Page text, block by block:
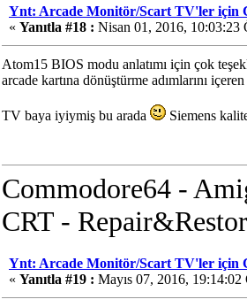
Ynt: Arcade Monitör/Scart TV'ler için
« Yanıtla #18 : Nisan 01, 2016, 10:03:23
Atom15 BIOS modu anlatımı için çok
arcade kartına dönüştürme adımlarını
TV baya iyiymiş bu arada Siemens
Commodore64 -
CRT -
Ynt: Arcade Monitör/Scart TV'ler için
« Yanıtla #19 : Mayıs 07, 2016, 19:14:02